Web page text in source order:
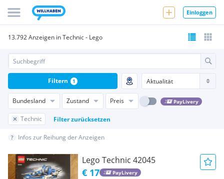
Einloggen
13.792 Anzeigen in Technic - Lego
Bundesland Zustand Preis PayLivery
Technic Filter zurücksetzen
Filtern 1
Infos zur Reihung der Anzeigen
Lego Technic 42045
€ 17 PayLivery